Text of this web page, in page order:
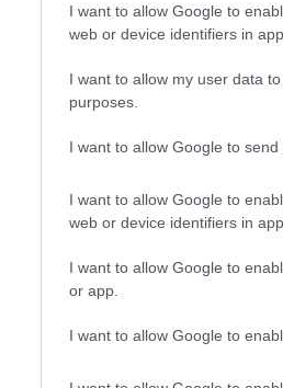
I want to allow Google to
web or device identifiers in
I want to allow my user data
purposes.
I want to allow Google to
I want to allow Google to
web or device identifiers in
I want to allow Google to
or app.
I want to allow Google to
PHAISTOS , SIGMA TV